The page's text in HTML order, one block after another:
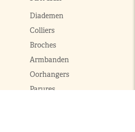
Diademen
Colliers
Broches
Armbanden
Oorhangers
Parures